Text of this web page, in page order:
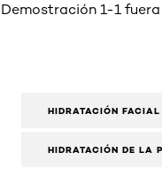
Demostración 1-1 fuera
HIDRATACIÓN FACIAL
HIDRATACIÓN DE LA